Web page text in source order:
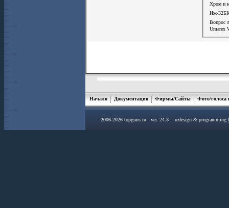
Хром и
Иж-32БК
Вопрос
Umarex
Начало Документация Фирмы/Сайты Фото/голоса
2006-2026 topguns.ru ver. 24.3 redesign & programming